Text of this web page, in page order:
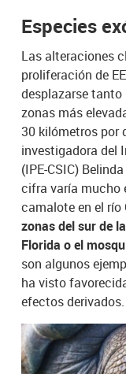
Especies
Las alteraciones
proliferación de
desplazarse
zonas más
30 kilómetros por
investigadora del
(IPE-CSIC)
cifra varía mucho
camalote en el
zonas del sur de
Florida o el
son algunos
ha visto
efectos derivados.